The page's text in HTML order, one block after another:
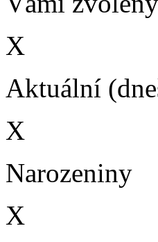
X
Aktuální
X
Narozeniny
X